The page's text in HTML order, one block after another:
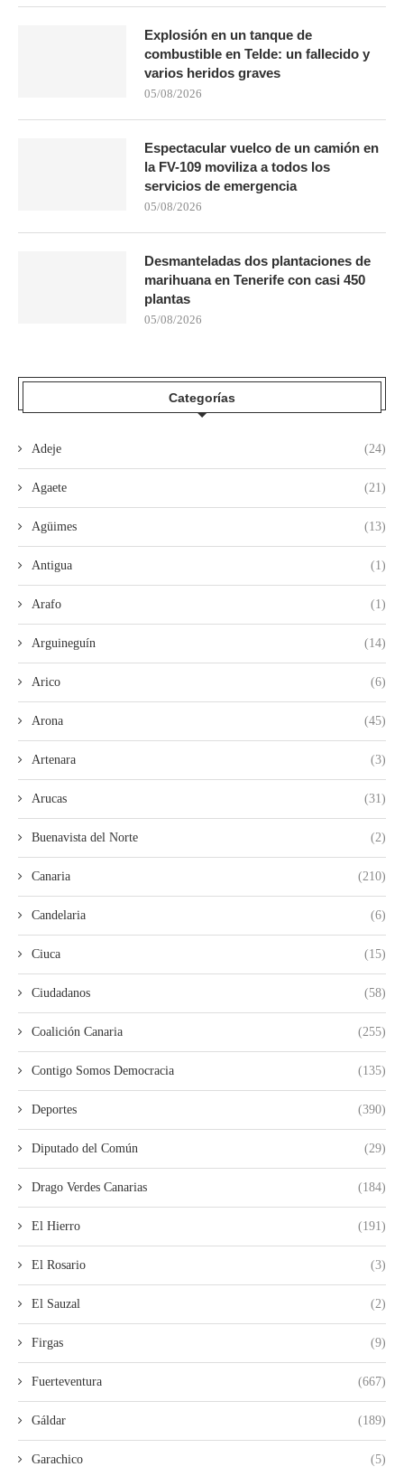
Explosión en un tanque de
combustible en Telde: un fallecido y
varios heridos graves
05/08/2026
Espectacular vuelco de un camión en
la FV-109 moviliza a todos los
servicios de emergencia
05/08/2026
Desmanteladas dos plantaciones de
marihuana en Tenerife con casi 450
plantas
05/08/2026
Categorías
Adeje (24)
Agaete (21)
Agüimes (13)
Antigua (1)
Arafo (1)
Arguineguín (14)
Arico (6)
Arona (45)
Artenara (3)
Arucas (31)
Buenavista del Norte (2)
Canaria (210)
Candelaria (6)
Ciuca (15)
Ciudadanos (58)
Coalición Canaria (255)
Contigo Somos Democracia (135)
Deportes (390)
Diputado del Común (29)
Drago Verdes Canarias (184)
El Hierro (191)
El Rosario (3)
El Sauzal (2)
Firgas (9)
Fuerteventura (667)
Gáldar (189)
Garachico (5)